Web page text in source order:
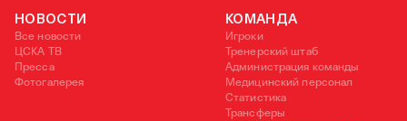
НОВОСТИ
Все новости
ЦСКА ТВ
Пресса
Фотогалерея
КОМАНДА
Игроки
Тренерский штаб
Администрация команды
Медицинский персонал
Статистика
Трансферы